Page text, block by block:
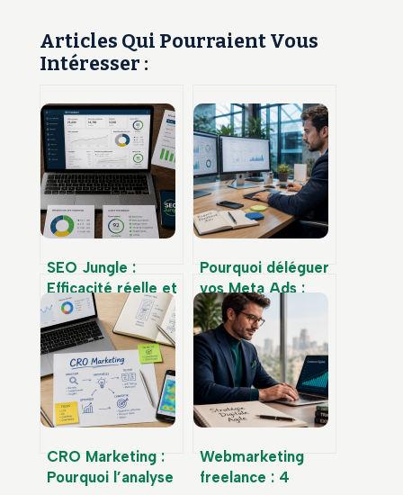
Articles Qui Pourraient Vous
Intéresser :
SEO Jungle :
Efficacité réelle et
transparence dans
l’achat de
backlinks
Pourquoi déléguer
vos Meta Ads :
rentabilité,
scalabilité et
maîtrise technique
CRO Marketing :
Pourquoi l’analyse
Webmarketing
freelance : 4